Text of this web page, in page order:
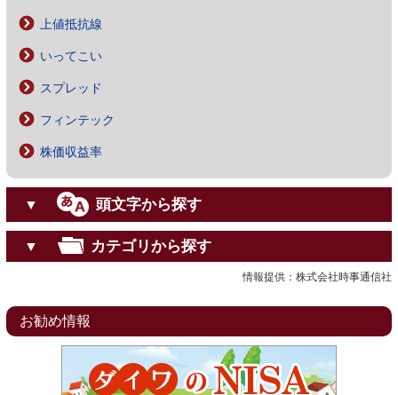
上値抵抗線
いってこい
スプレッド
フィンテック
株価収益率
▼ 頭文字から探す
▼ カテゴリから探す
情報提供：株式会社時事通信社
お勧め情報